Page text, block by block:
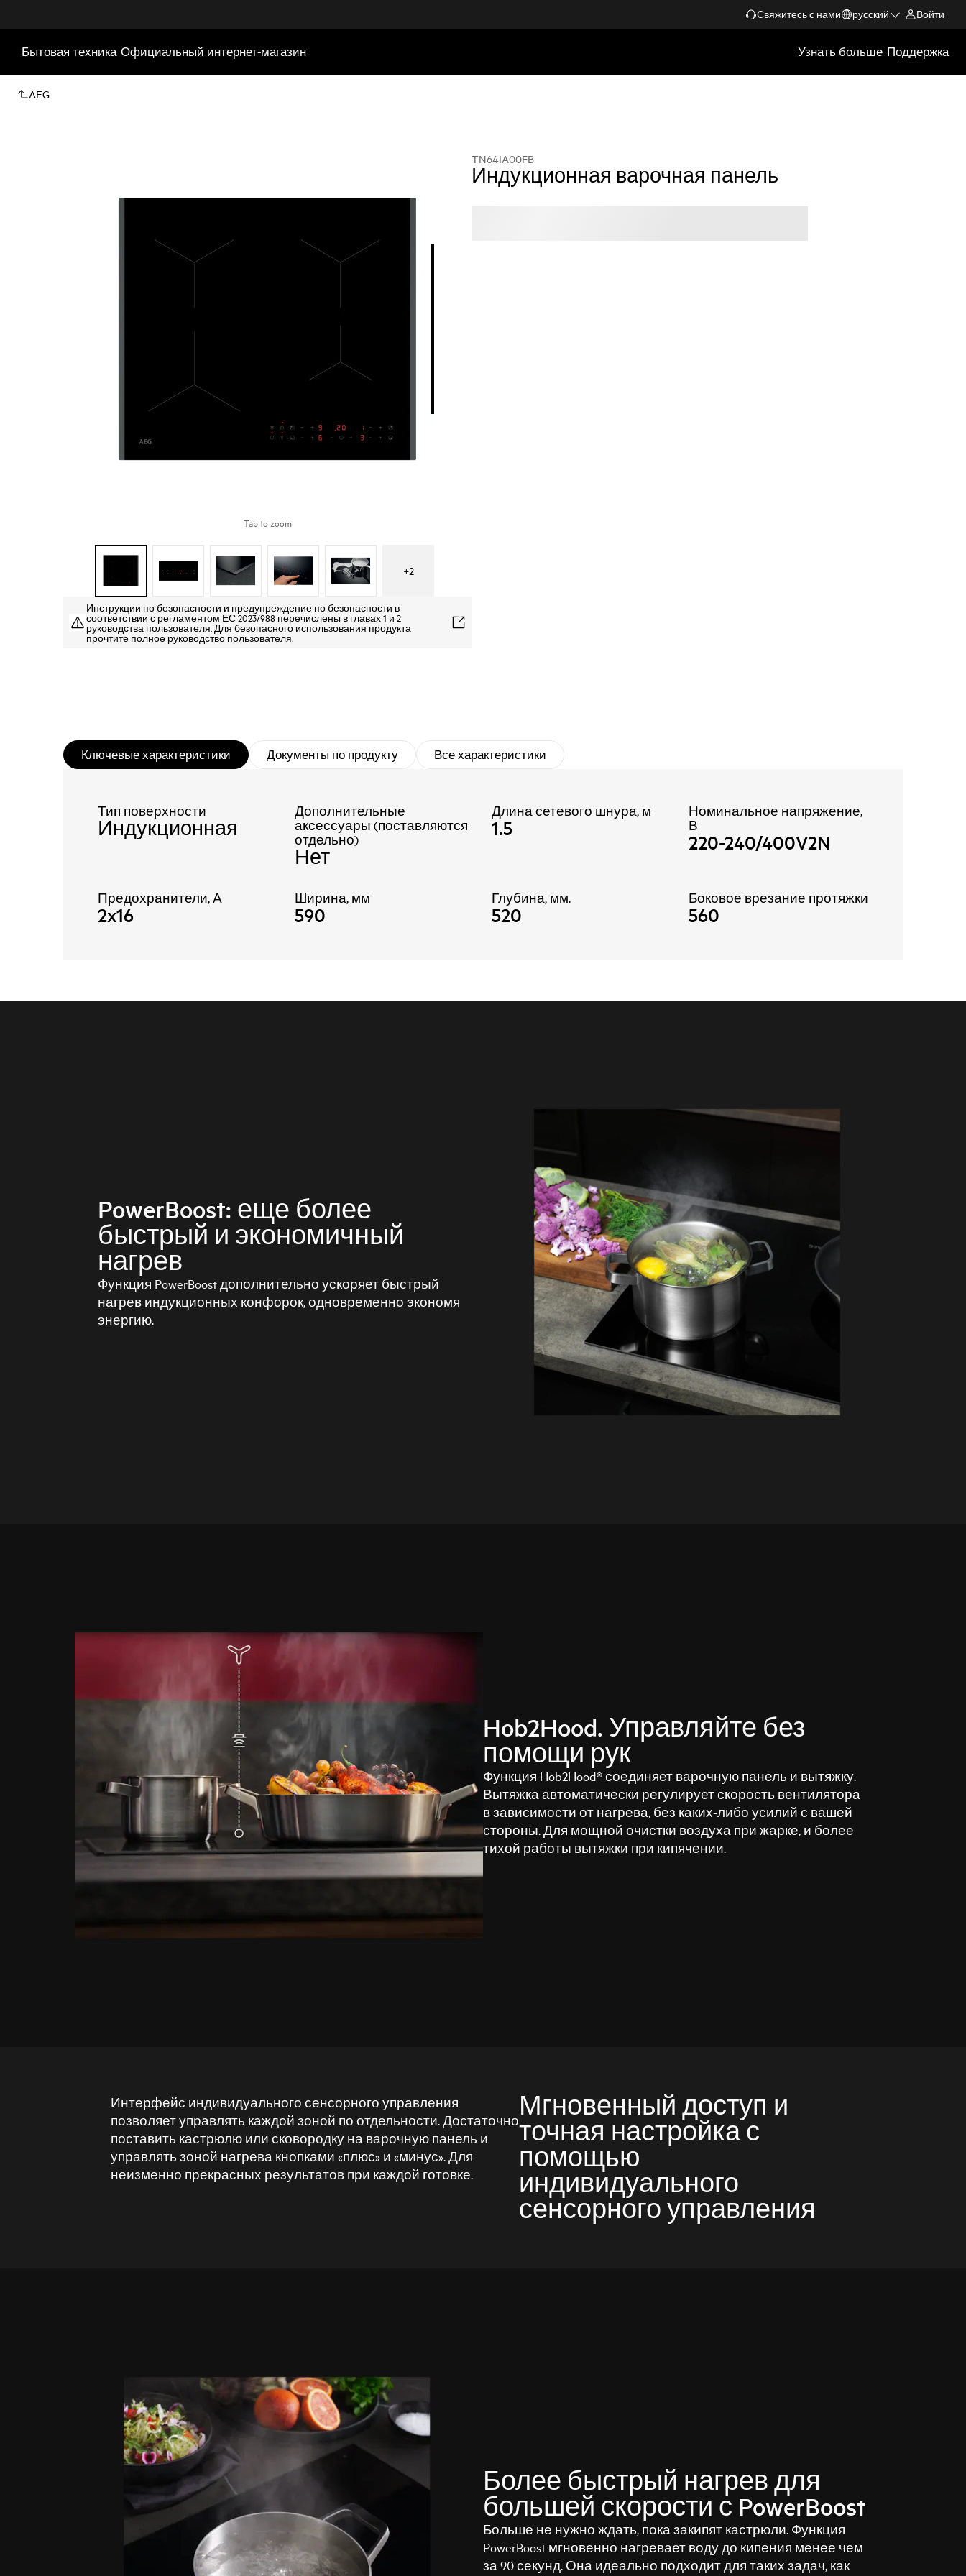
Свяжитесь с нами русский Войти
Бытовая техника Официальный интернет-магазин Узнать больше Поддержка
AEG
Tap to zoom
+2
Инструкции по безопасности и предупреждение по безопасности в
соответствии с регламентом ЕС 2023/988 перечислены в главах 1 и 2
руководства пользователя. Для безопасного использования продукта
прочтите полное руководство пользователя.
TN64IA00FB
Индукционная варочная панель
Ключевые характеристики Документы по продукту Все характеристики
Тип поверхности
Индукционная
Дополнительные
аксессуары (поставляются
отдельно)
Нет
Длина сетевого шнура, м
1.5
Номинальное напряжение,
В
220-240/400V2N
Предохранители, А
2x16
Ширина, мм
590
Глубина, мм.
520
Боковое врезание протяжки
560
PowerBoost: еще более
быстрый и экономичный
нагрев
Функция PowerBoost дополнительно ускоряет быстрый
нагрев индукционных конфорок, одновременно экономя
энергию.
Hob2Hood. Управляйте без
помощи рук
Функция Hob2Hood® соединяет варочную панель и вытяжку.
Вытяжка автоматически регулирует скорость вентилятора
в зависимости от нагрева, без каких-либо усилий с вашей
стороны. Для мощной очистки воздуха при жарке, и более
тихой работы вытяжки при кипячении.
Мгновенный доступ и
точная настройка с
помощью
индивидуального
сенсорного управления
Интерфейс индивидуального сенсорного управления
позволяет управлять каждой зоной по отдельности. Достаточно
поставить кастрюлю или сковородку на варочную панель и
управлять зоной нагрева кнопками «плюс» и «минус». Для
неизменно прекрасных результатов при каждой готовке.
Более быстрый нагрев для
большей скорости с PowerBoost
Больше не нужно ждать, пока закипят кастрюли. Функция
PowerBoost мгновенно нагревает воду до кипения менее чем
за 90 секунд. Она идеально подходит для таких задач, как